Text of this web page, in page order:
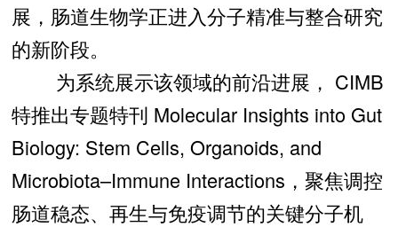
展，肠道生物学正进入分子精准与整合研究
的新阶段。
为系统展示该领域的前沿进展， CIMB
特推出专题特刊 Molecular Insights into Gut
Biology: Stem Cells, Organoids, and
Microbiota–Immune Interactions，聚焦调控
肠道稳态、再生与免疫调节的关键分子机